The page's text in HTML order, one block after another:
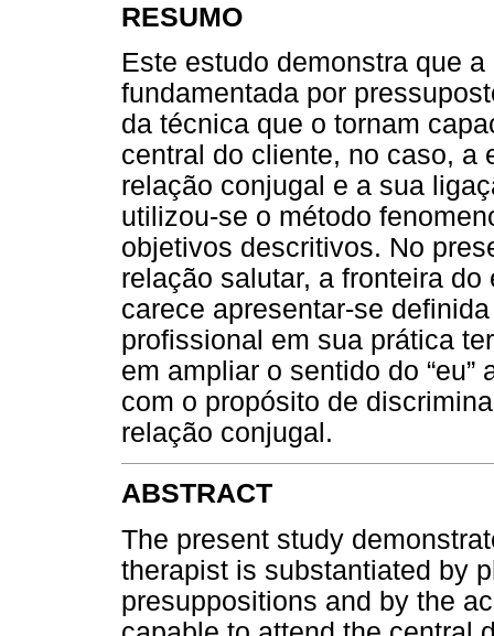
RESUMO
Este estudo demonstra que
fundamentada por
da técnica que o tornam
central do cliente, no caso, a
relação conjugal e a sua
utilizou-se o método
objetivos descritivos. No
relação salutar, a fronteira
carece apresentar-se
profissional em sua prática
em ampliar o sentido do
com o propósito de
relação conjugal.
ABSTRACT
The present study
therapist is substantiated by
presuppositions and by the